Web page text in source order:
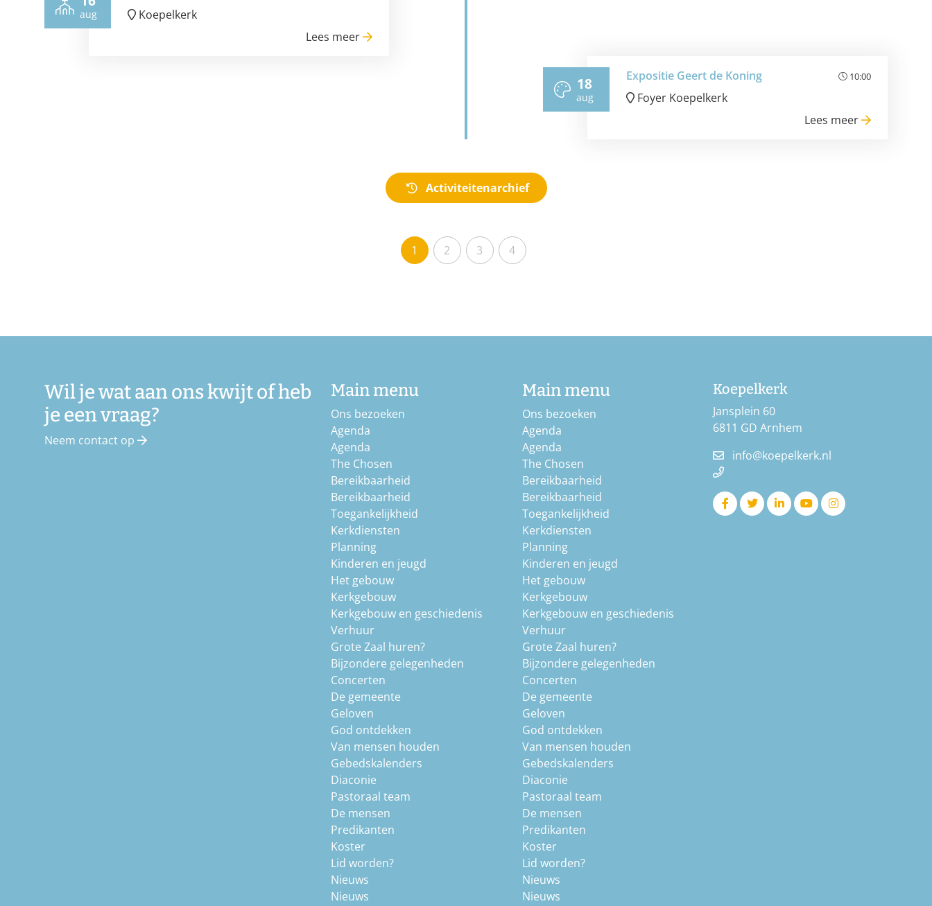
aug
Koepelkerk
Lees meer
18
aug
Expositie Geert de Koning 10:00
Foyer Koepelkerk
Lees meer
Activiteitenarchief
1 2 3 4
Wil je wat aan ons kwijt of heb
je een vraag?
Neem contact op
Main menu
Ons bezoeken
Agenda
Agenda
The Chosen
Bereikbaarheid
Bereikbaarheid
Toegankelijkheid
Kerkdiensten
Planning
Kinderen en jeugd
Het gebouw
Kerkgebouw
Kerkgebouw en geschiedenis
Verhuur
Grote Zaal huren?
Bijzondere gelegenheden
Concerten
De gemeente
Geloven
God ontdekken
Van mensen houden
Gebedskalenders
Diaconie
Pastoraal team
De mensen
Predikanten
Koster
Lid worden?
Nieuws
Nieuws
Main menu
Ons bezoeken
Agenda
Agenda
The Chosen
Bereikbaarheid
Bereikbaarheid
Toegankelijkheid
Kerkdiensten
Planning
Kinderen en jeugd
Het gebouw
Kerkgebouw
Kerkgebouw en geschiedenis
Verhuur
Grote Zaal huren?
Bijzondere gelegenheden
Concerten
De gemeente
Geloven
God ontdekken
Van mensen houden
Gebedskalenders
Diaconie
Pastoraal team
De mensen
Predikanten
Koster
Lid worden?
Nieuws
Nieuws
Koepelkerk
Jansplein 60
6811 GD Arnhem
info@koepelkerk.nl